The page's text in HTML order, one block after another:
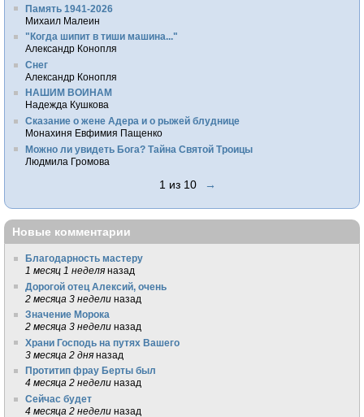
Память 1941-2026
Михаил Малеин
"Когда шипит в тиши машина..."
Александр Конопля
Снег
Александр Конопля
НАШИМ ВОИНАМ
Надежда Кушкова
Сказание о жене Адера и о рыжей блуднице
Монахиня Евфимия Пащенко
Можно ли увидеть Бога? Тайна Святой Троицы
Людмила Громова
1 из 10 →
Новые комментарии
Благодарность мастеру
1 месяц 1 неделя назад
Дорогой отец Алексий, очень
2 месяца 3 недели назад
Значение Морока
2 месяца 3 недели назад
Храни Господь на путях Вашего
3 месяца 2 дня назад
Протитип фрау Берты был
4 месяца 2 недели назад
Сейчас будет
4 месяца 2 недели назад